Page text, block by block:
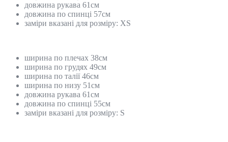
довжина рукава 61см
довжина по спинці 57см
заміри вказані для розміру: ХS
ширина по плечах 38см
ширина по грудях 49см
ширина по талії 46см
ширина по низу 51см
довжина рукава 61см
довжина по спинці 55см
заміри вказані для розміру: S